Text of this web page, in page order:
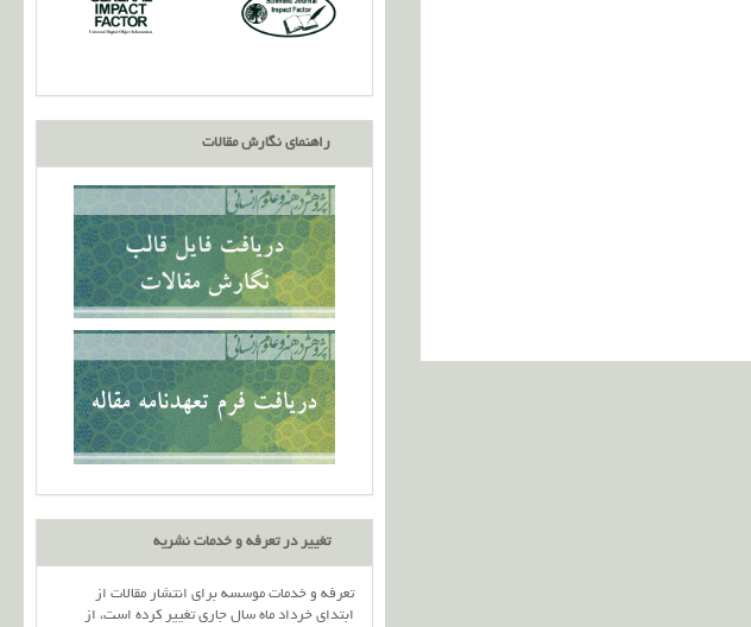
راهنمای نگارش مقالات
تغییر در تعرفه و خدمات نشریه
تعرفه و خدمات موسسه برای انتشار مقالات از
ابتدای خرداد ماه سال جاری تغییر کرده است، از